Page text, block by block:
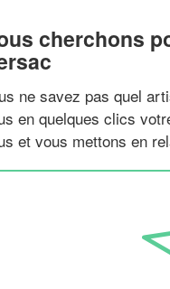
cherchons
ne savez pas quel
en quelques clics
et vous mettons en